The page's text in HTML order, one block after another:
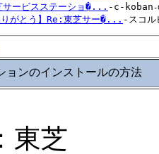
ービスステーショ�... -c-koban-
がとう】Re:東芝サー�... -スコル
ョンのインストールの方法
東芝